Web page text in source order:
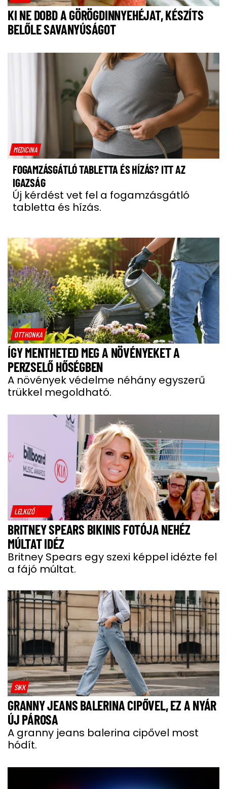
KI NE DOBD A GÖRÖGDINNYEHÉJAT, KÉSZÍTS
BELŐLE SAVANYÚSÁGOT
MEDICINA
FOGAMZÁSGÁTLÓ TABLETTA ÉS HÍZÁS? ITT AZ
IGAZSÁG
Új kérdést vet fel a fogamzásgátló
tabletta és hízás.
OTTHONKA
ÍGY MENTHETED MEG A NÖVÉNYEKET A
PERZSELŐ HŐSÉGBEN
A növények védelme néhány egyszerű
trükkel megoldható.
LELKIZŐ
BRITNEY SPEARS BIKINIS FOTÓJA NEHÉZ
MÚLTAT IDÉZ
Britney Spears egy szexi képpel idézte fel
a fájó múltat.
SIKK
GRANNY JEANS BALERINA CIPŐVEL, EZ A NYÁR
ÚJ PÁROSA
A granny jeans balerina cipővel most
hódít.